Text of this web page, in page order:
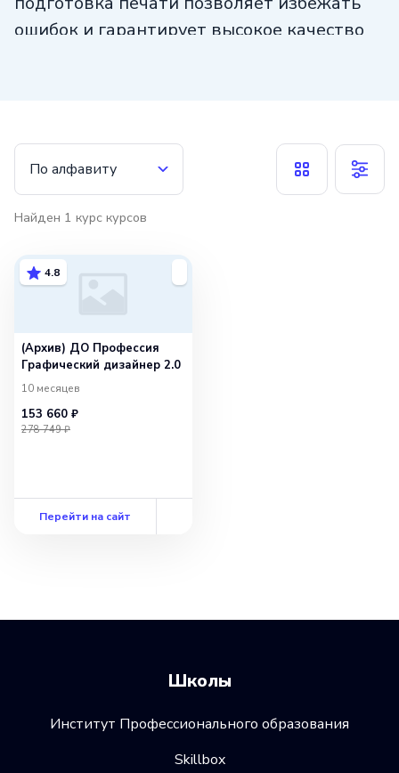
ошибок и гарантирует высокое качество
По алфавиту
Найден 1 курс курсов
4.8
(Архив) ДО Профессия
Графический дизайнер 2.0
10 месяцев
153 660 ₽
278 749 ₽
Перейти на сайт
Школы
Институт Профессионального образования
Skillbox